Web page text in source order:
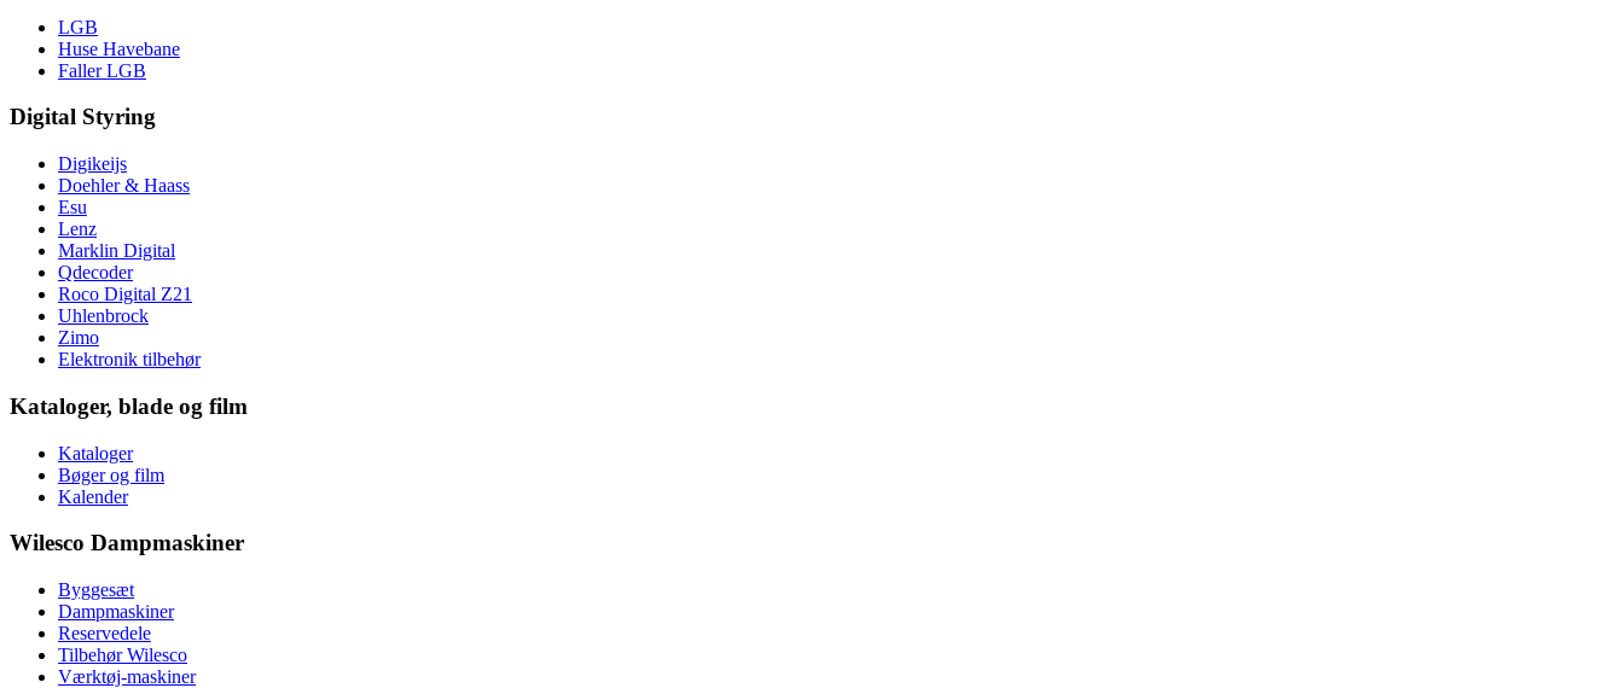
LGB
Huse Havebane
Faller LGB
Digital Styring
Digikeijs
Doehler & Haass
Esu
Lenz
Marklin Digital
Qdecoder
Roco Digital Z21
Uhlenbrock
Zimo
Elektronik tilbehør
Kataloger, blade og film
Kataloger
Bøger og film
Kalender
Wilesco Dampmaskiner
Byggesæt
Dampmaskiner
Reservedele
Tilbehør Wilesco
Værktøj-maskiner